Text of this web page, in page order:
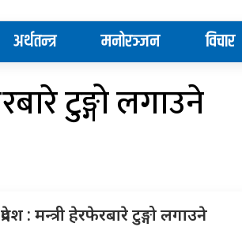
अर्थतन्त्र मनोरञ्जन विचार
टुङ्गो लगाउने
प्रदेश : मन्त्री हेरफेरबारे टुङ्गो लगाउने